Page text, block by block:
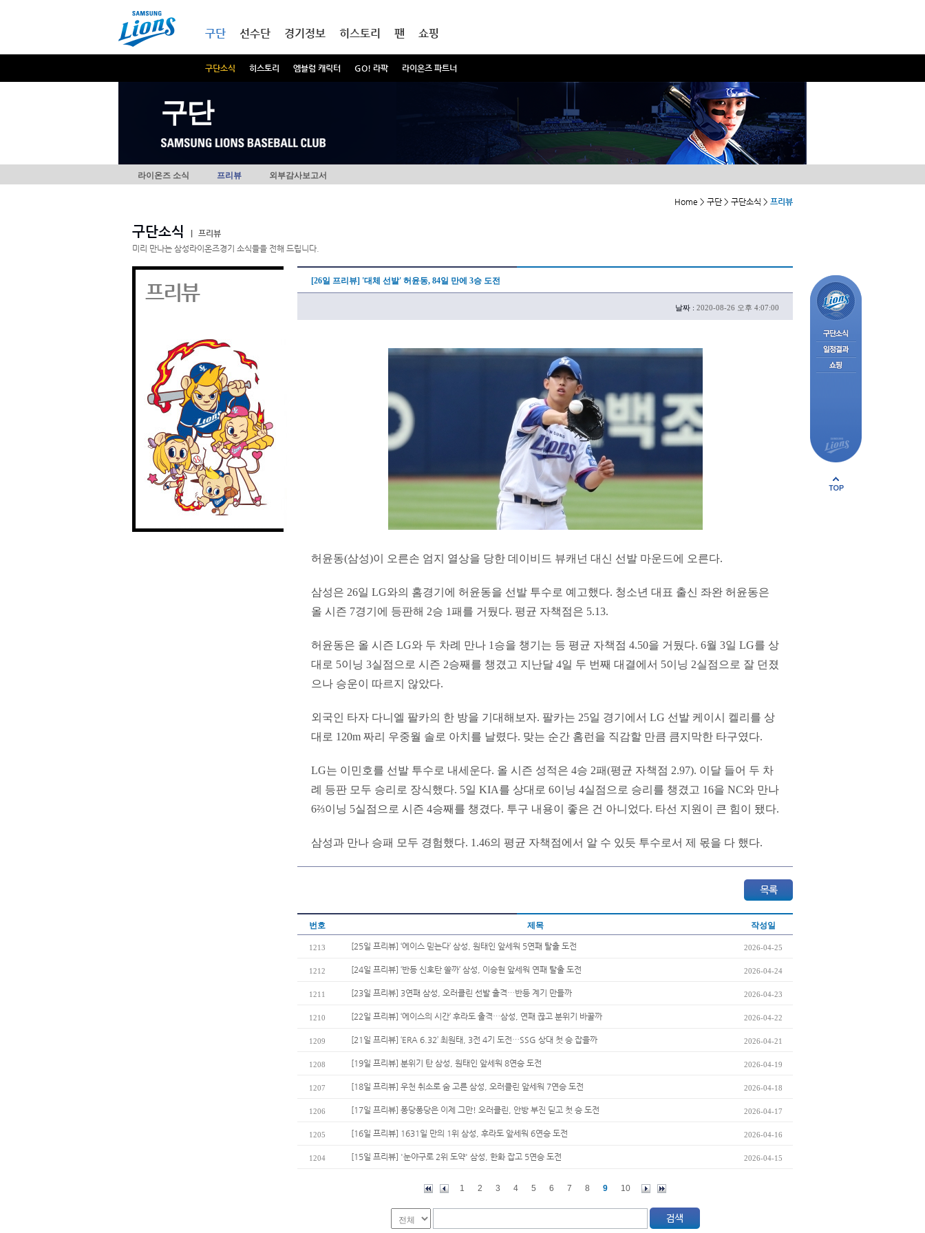
구단
구단소식 히스토리 엠블럼 캐릭터 GO! 라팍 라이온즈 파트너
선수단 경기정보 히스토리 팬 쇼핑
구단
라이온즈 소식 프리뷰 외부감사보고서
Home > 구단 > 구단소식 > 프리뷰
구단소식
프리뷰
미리 만나는 삼성라이온즈경기 소식들을 전해 드립니다.
프리뷰 [26일 프리뷰] '대체 선발' 허윤동, 84일 만에 3승 도전
날짜 : 2020-08-26 오후 4:07:00
허윤동(삼성)이 오른손 엄지 열상을 당한 데이비드 뷰캐넌 대신 선발 마운드에 오른다.
삼성은 26일 LG와의 홈경기에 허윤동을 선발 투수로 예고했다. 청소년 대표 출신 좌완 허윤동은
올 시즌 7경기에 등판해 2승 1패를 거뒀다. 평균 자책점은 5.13.
허윤동은 올 시즌 LG와 두 차례 만나 1승을 챙기는 등 평균 자책점 4.50을 거뒀다. 6월 3일 LG를 상
대로 5이닝 3실점으로 시즌 2승째를 챙겼고 지난달 4일 두 번째 대결에서 5이닝 2실점으로 잘 던졌
으나 승운이 따르지 않았다.
외국인 타자 다니엘 팔카의 한 방을 기대해보자. 팔카는 25일 경기에서 LG 선발 케이시 켈리를 상
대로 120m 짜리 우중월 솔로 아치를 날렸다. 맞는 순간 홈런을 직감할 만큼 큼지막한 타구였다.
LG는 이민호를 선발 투수로 내세운다. 올 시즌 성적은 4승 2패(평균 자책점 2.97). 이달 들어 두 차
례 등판 모두 승리로 장식했다. 5일 KIA를 상대로 6이닝 4실점으로 승리를 챙겼고 16을 NC와 만나
6⅔이닝 5실점으로 시즌 4승째를 챙겼다. 투구 내용이 좋은 건 아니었다. 타선 지원이 큰 힘이 됐다.
삼성과 만나 승패 모두 경험했다. 1.46의 평균 자책점에서 알 수 있듯 투수로서 제 몫을 다 했다.
번호 제목 작성일
1213 [25일 프리뷰] ‘에이스 믿는다’ 삼성, 원태인 앞세워 5연패 탈출 도전 2026-04-25
1212 [24일 프리뷰] ‘반등 신호탄 쏠까’ 삼성, 이승현 앞세워 연패 탈출 도전 2026-04-24
1211 [23일 프리뷰] 3연패 삼성, 오러클린 선발 출격…반등 계기 만들까 2026-04-23
1210 [22일 프리뷰] ‘에이스의 시간’ 후라도 출격…삼성, 연패 끊고 분위기 바꿀까 2026-04-22
1209 [21일 프리뷰] ‘ERA 6.32’ 최원태, 3전 4기 도전…SSG 상대 첫 승 잡을까 2026-04-21
1208 [19일 프리뷰] 분위기 탄 삼성, 원태인 앞세워 8연승 도전 2026-04-19
1207 [18일 프리뷰] 우천 취소로 숨 고른 삼성, 오러클린 앞세워 7연승 도전 2026-04-18
1206 [17일 프리뷰] 퐁당퐁당은 이제 그만! 오러클린, 안방 부진 딛고 첫 승 도전 2026-04-17
1205 [16일 프리뷰] 1631일 만의 1위 삼성, 후라도 앞세워 6연승 도전 2026-04-16
1204 [15일 프리뷰] '눈야구로 2위 도약' 삼성, 한화 잡고 5연승 도전 2026-04-15
1 2 3 4 5 6 7 8 9 10